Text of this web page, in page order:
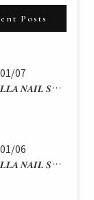
Posts
07
_𝑼𝑳𝑺𝑻𝑬𝑳𝑳𝑨 𝑵𝑨𝑰𝑳 𝑺𝑻𝑼𝑫𝑰𝑶 𝒃𝒚 𝒂𝒌𝒂𝒏...
06
_𝑼𝑳𝑺𝑻𝑬𝑳𝑳𝑨 𝑵𝑨𝑰𝑳 𝑺𝑻𝑼𝑫𝑰𝑶 𝒃𝒚 𝒂𝒌𝒂𝒏...